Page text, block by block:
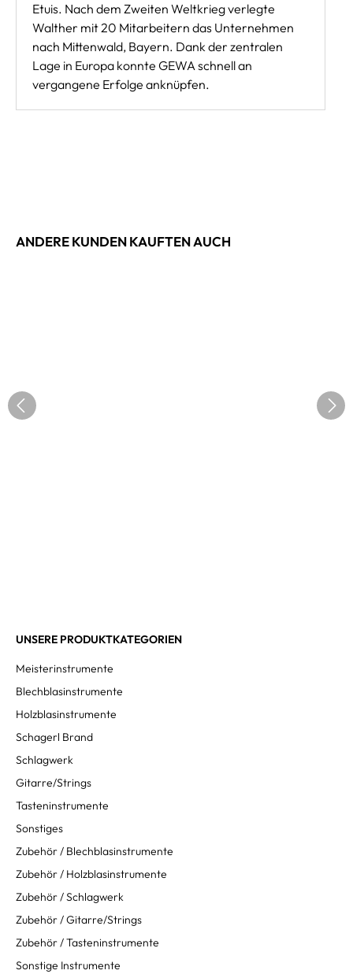
Etuis. Nach dem Zweiten Weltkrieg verlegte
Walther mit 20 Mitarbeitern das Unternehmen
nach Mittenwald, Bayern. Dank der zentralen
Lage in Europa konnte GEWA schnell an
vergangene Erfolge anknüpfen.
ANDERE KUNDEN KAUFTEN AUCH
UNSERE PRODUKTKATEGORIEN
Meisterinstrumente
Blechblasinstrumente
Holzblasinstrumente
Schagerl Brand
Schlagwerk
Gitarre/Strings
Tasteninstrumente
Sonstiges
Zubehör / Blechblasinstrumente
Zubehör / Holzblasinstrumente
Zubehör / Schlagwerk
Zubehör / Gitarre/Strings
Zubehör / Tasteninstrumente
Sonstige Instrumente